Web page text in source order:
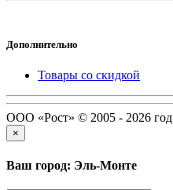
Дополнительно
Товары со скидкой
ООО «Рост» © 2005 - 2026 год
×
Ваш город: Эль-Монте